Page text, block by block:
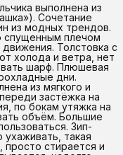
выполнена из
Сочетание
из модных трендов.
спущенным плечом
Толстовка с
холода и ветра, нет
шарф. Плюшевая
дни.
из мягкого и
застёжка на
по бокам утяжка на
объём. Большие
Зип-
ухаживать, такая
просто стирается и